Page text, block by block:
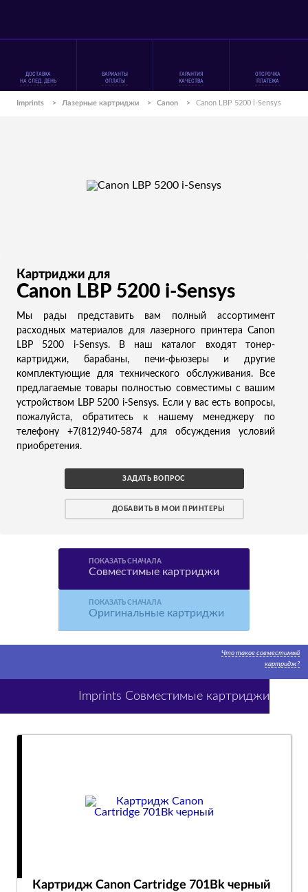
ДОСТАВКА
НА СЛЕД. ДЕНЬ
ВАРИАНТЫ
ОПЛАТЫ
ГАРАНТИЯ
КАЧЕСТВА
ОТСРОЧКА
ПЛАТЕЖА
Imprints > Лазерные картриджи > Canon > Canon LBP 5200 i-Sensys
Картриджи для
Canon LBP 5200 i-Sensys
Мы рады представить вам полный ассортимент
расходных материалов для лазерного принтера Canon
LBP 5200 i-Sensys. В наш каталог входят тонер-
картриджи, барабаны, печи-фьюзеры и другие
комплектующие для технического обслуживания. Все
предлагаемые товары полностью совместимы с вашим
устройством LBP 5200 i-Sensys. Если у вас есть вопросы,
пожалуйста, обратитесь к нашему менеджеру по
телефону +7(812)940-5874 для обсуждения условий
приобретения.
ЗАДАТЬ ВОПРОС
ДОБАВИТЬ В МОИ ПРИНТЕРЫ
ПОКАЗАТЬ СНАЧАЛА
Совместимые картриджи
ПОКАЗАТЬ СНАЧАЛА
Оригинальные картриджи
Что такое совместимый
картридж?
Imprints Совместимые картриджи
Картридж Canon Cartridge 701Bk черный